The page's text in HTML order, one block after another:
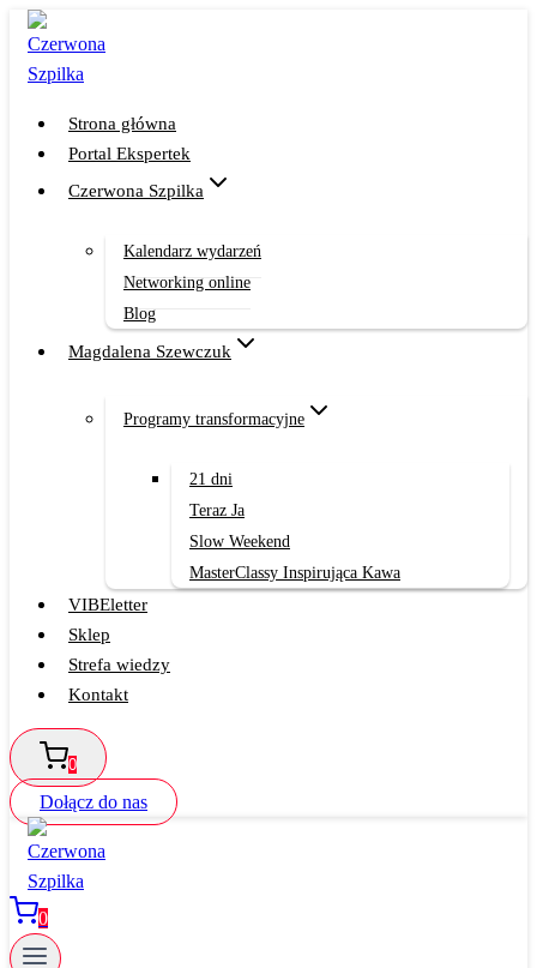
Przejdź
treści
Strona główna
Portal Ekspertek
Czerwona Szpilka
Kalendarz wydarzeń
Networking online
Blog
Magdalena Szewczuk
Programy transformacyjne
21 dni
Teraz Ja
Slow Weekend
MasterClassy Inspirująca Kawa
VIBEletter
Sklep
Strefa wiedzy
Kontakt
0
Dołącz do nas
0